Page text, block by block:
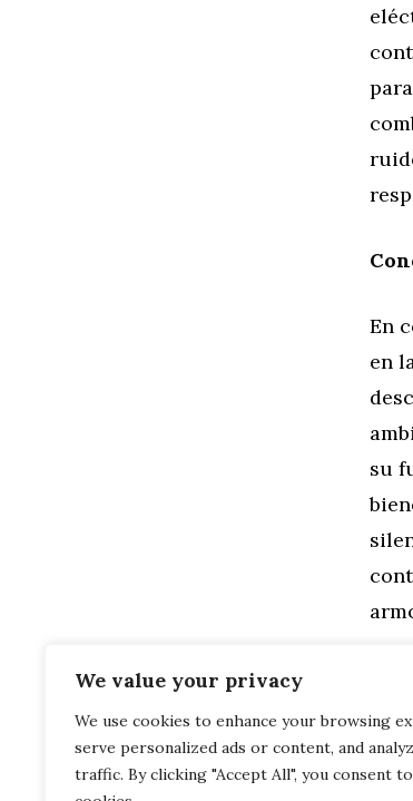
We value your privacy
We use cookies to enhance your browsing
serve personalized ads or content, and
traffic. By clicking "Accept All", you consent
En
en
su